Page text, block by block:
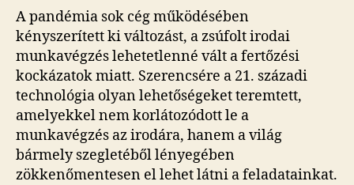
A pandémia sok cég működésében
kényszerített ki változást, a zsúfolt irodai
munkavégzés lehetetlenné vált a fertőzési
kockázatok miatt. Szerencsére a 21. századi
technológia olyan lehetőségeket teremtett,
amelyekkel nem korlátozódott le a
munkavégzés az irodára, hanem a világ
bármely szegletéből lényegében
zökkenőmentesen el lehet látni a feladatainkat.